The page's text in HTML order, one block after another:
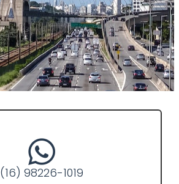
(16) 98226-1019